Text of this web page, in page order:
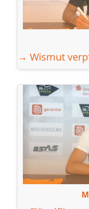
→ Wismut